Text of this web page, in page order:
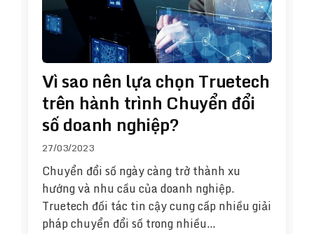
Vì sao nên lựa chọn Truetech
trên hành trình Chuyển đổi
số doanh nghiệp?
27/03/2023
Chuyển đổi số ngày càng trở thành xu
hướng và nhu cầu của doanh nghiệp.
Truetech đối tác tin cậy cung cấp nhiều giải
pháp chuyển đổi số trong nhiều…